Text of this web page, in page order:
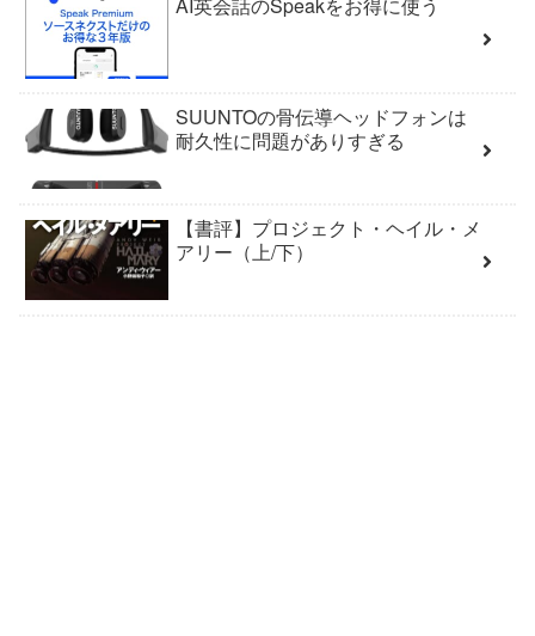
SUUNTOの骨伝導ヘッドフォンは
耐久性に問題がありすぎる
【書評】プロジェクト・ヘイル・メ
アリー（上/下）